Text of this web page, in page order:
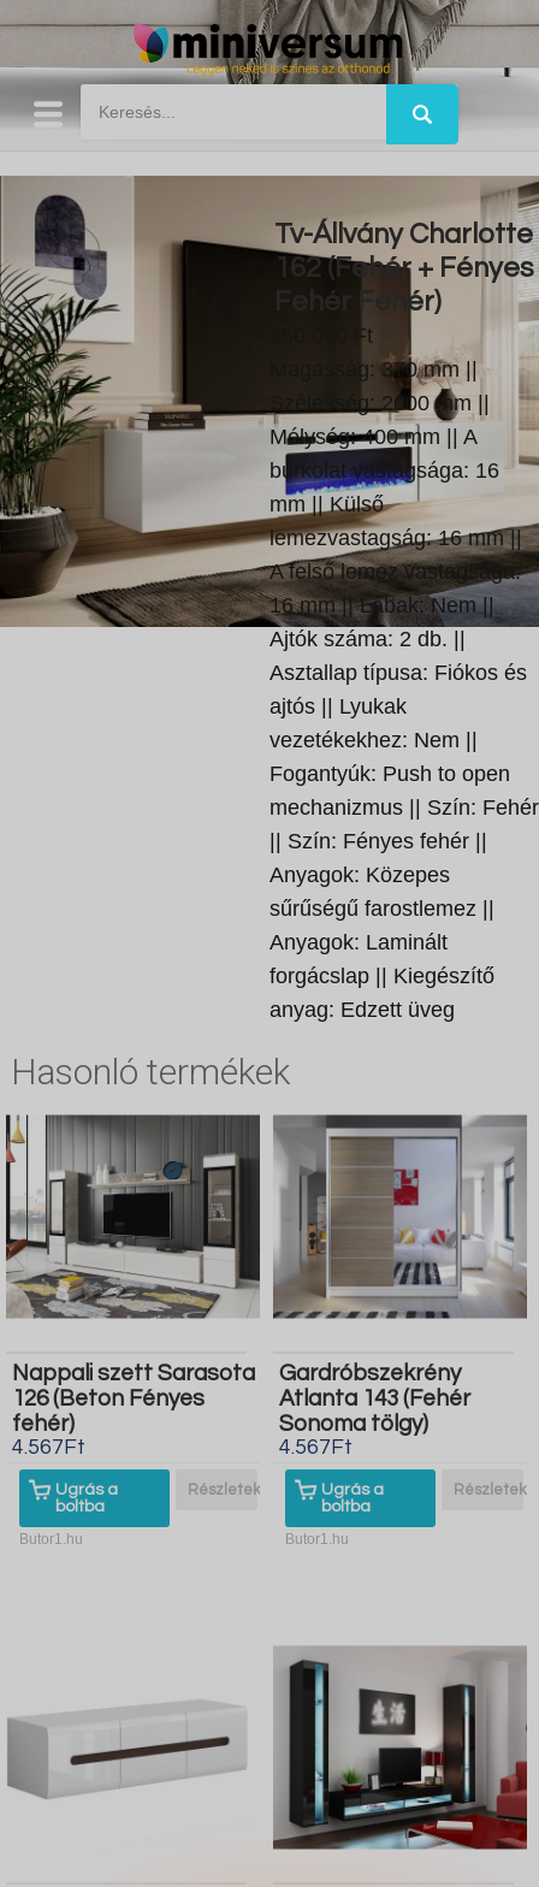
Tv-Állvány Charlotte
162 (Fehér + Fényes
Fehér Fehér)
250.000 Ft
Magasság: 370 mm ||
Szélesség: 2000 mm ||
Mélység: 400 mm || A
burkolat vastagsága: 16
mm || Külső
lemezvastagság: 16 mm ||
A felső lemez vastagsága:
16 mm || Lábak: Nem ||
Ajtók száma: 2 db. ||
Asztallap típusa: Fiókos és
ajtós || Lyukak
vezetékekhez: Nem ||
Fogantyúk: Push to open
mechanizmus || Szín: Fehér
|| Szín: Fényes fehér ||
Anyagok: Közepes
sűrűségű farostlemez ||
Anyagok: Laminált
forgácslap || Kiegészítő
anyag: Edzett üveg
Hasonló termékek
Nappali szett Sarasota
126 (Beton Fényes
fehér)
4.567Ft
Ugrás a
boltba
Részletek
Butor1.hu
Gardróbszekrény
Atlanta 143 (Fehér
Sonoma tölgy)
4.567Ft
Ugrás a
boltba
Részletek
Butor1.hu